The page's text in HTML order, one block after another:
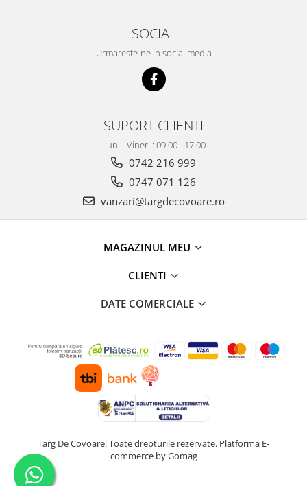
SOCIAL
Urmareste-ne in social media
SUPORT CLIENTI
Luni - Vineri : 09.00 - 17.00
0742 216 999
0747 071 126
vanzari@targdecovoare.ro
MAGAZINUL MEU
CLIENTI
DATE COMERCIALE
Targ De Covoare. Toate drepturile rezervate. Platforma E-
commerce by Gomag